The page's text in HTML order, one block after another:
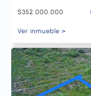
$352.000.000
Ver inmueble >